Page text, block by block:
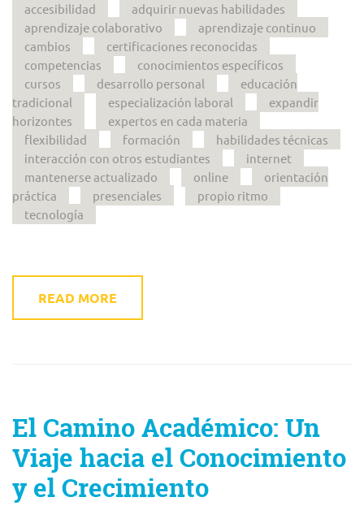
accesibilidad
adquirir nuevas habilidades
aprendizaje colaborativo
aprendizaje continuo
cambios
certificaciones reconocidas
competencias
conocimientos específicos
cursos
desarrollo personal
educación
tradicional
especialización laboral
expandir
horizontes
expertos en cada materia
flexibilidad
formación
habilidades técnicas
interacción con otros estudiantes
internet
mantenerse actualizado
online
orientación
práctica
presenciales
propio ritmo
tecnología
READ MORE
El Camino Académico: Un
Viaje hacia el Conocimiento
y el Crecimiento